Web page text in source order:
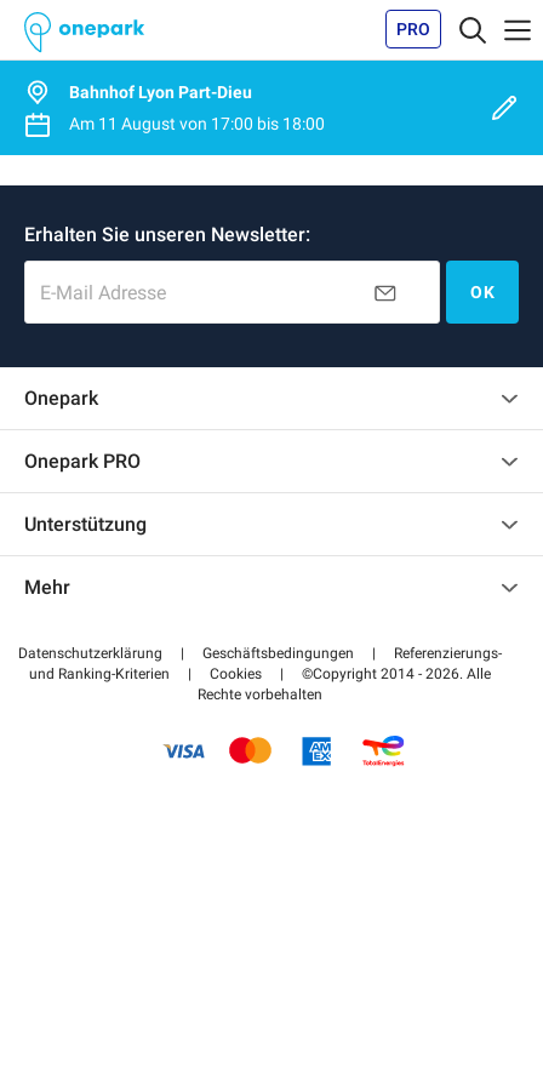
PRO
Bahnhof Lyon Part-Dieu
Am 11 August von 17:00 bis 18:00
Erhalten Sie unseren Newsletter:
E-Mail Adresse OK
Onepark
Onepark PRO
Werden Sie unser Partner
Auf meinen Partnerbereich zugreifen
Unterstützung
Bezahlen Sie Ihren Parkplatz FLOW
Mehr
Datenschutzerklärung | Geschäftsbedingungen |
Referenzierungs-
und Ranking-Kriterien
| Cookies |
©Copyright 2014 - 2026. Alle
Rechte vorbehalten